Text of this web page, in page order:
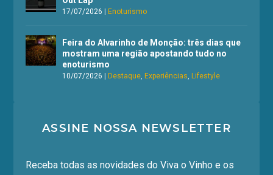
17/07/2026 Enoturismo
Feira do Alvarinho de Monção: três dias que
mostram uma região apostando tudo no
enoturismo
10/07/2026 Destaque, Experiências, Lifestyle
ASSINE NOSSA NEWSLETTER
Receba todas as novidades do Viva o Vinho e os